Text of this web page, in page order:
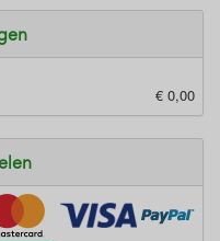
€ 0,00